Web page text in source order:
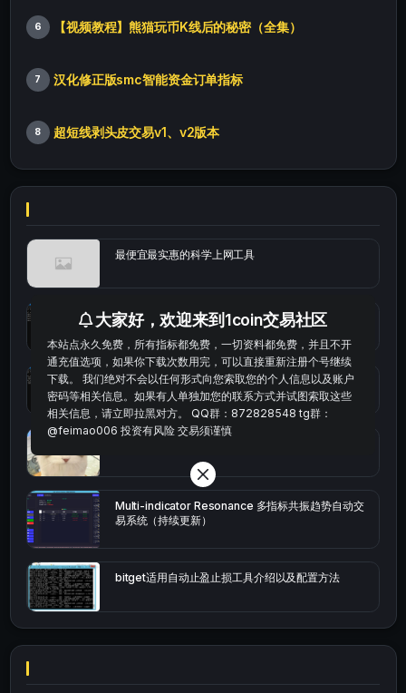
6 【视频教程】熊猫玩币K线后的秘密（全集）
7 汉化修正版smc智能资金订单指标
8 超短线剥头皮交易v1、v2版本
最便宜最实惠的科学上网工具
统计涨跌幅的python代码
okx的短线量化的免费版本
Multi-indicator Resonance 多指标共振趋势自动交
易系统（持续更新）
bitget适用自动止盈止损工具介绍以及配置方法
大家好，欢迎来到1coin交易社区
本站点永久免费，所有指标都免费，一切资料都免费，并且不开
通充值选项，如果你下载次数用完，可以直接重新注册个号继续
下载。 我们绝对不会以任何形式向您索取您的个人信息以及账户
密码等相关信息。如果有人单独加您的联系方式并试图索取这些
相关信息，请立即拉黑对方。 QQ群：872828548 tg群：
@feimao006 投资有风险 交易须谨慎